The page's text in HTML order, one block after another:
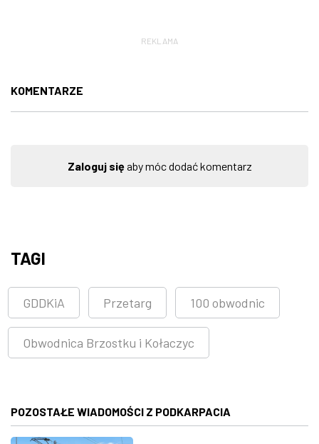
REKLAMA
KOMENTARZE
Zaloguj sięaby móc dodać komentarz
TAGI
GDDKiA Przetarg 100 obwodnic
Obwodnica Brzostku i Kołaczyc
POZOSTAŁE WIADOMOŚCI Z PODKARPACIA